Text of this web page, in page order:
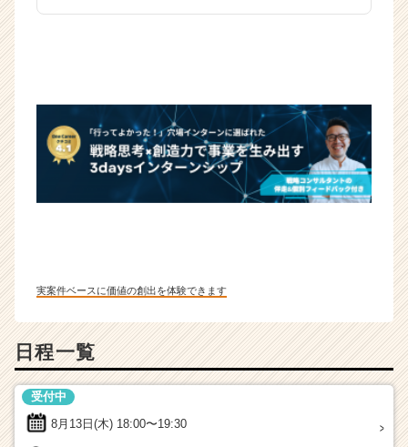
実案件ベースに価値の創出を体験できます
日程一覧
8月13日(木) 18:00〜19:30
受付中